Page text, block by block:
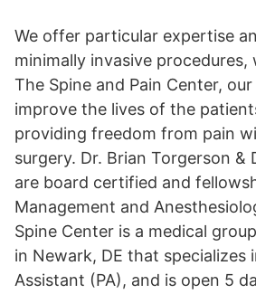
We offer particular expertise
minimally invasive
The Spine and Pain Center,
improve the lives of the
providing freedom from pain
surgery. Dr. Brian Torgerson &
are board certified and
Management and
Spine Center is a medical
in Newark, DE that specializes
Assistant (PA), and is open 5